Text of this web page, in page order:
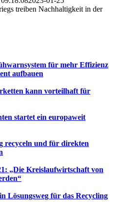
treiben Nachhaltigkeit in der
für mehr Effizienz
aufbauen
kann vorteilhaft für
startet ein europaweit
recyceln und für direkten
„Die Kreislaufwirtschaft von
Lösungsweg für das Recycling